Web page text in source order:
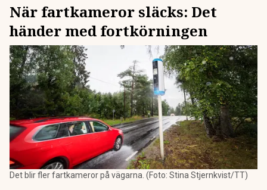
När fartkameror släcks: Det
händer med fortkörningen
Det blir fler fartkameror på vägarna. (Foto: Stina Stjernkvist/TT)